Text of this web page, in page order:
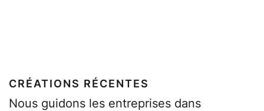
CRÉATIONS RÉCENTES
Nous guidons les entreprises dans